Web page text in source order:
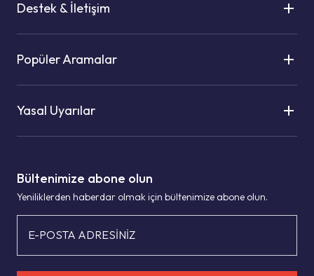
Bültenimize abone olun
Yeniliklerden haberdar olmak için bültenimize abone olun.
E-POSTA ADRESİNİZ
Destek & İletişim
Popüler Aramalar
Yasal Uyarılar